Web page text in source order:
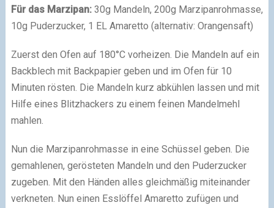
Für das Marzipan: 30g Mandeln, 200g Marzipanrohmasse,
10g Puderzucker, 1 EL Amaretto (alternativ: Orangensaft)
Zuerst den Ofen auf 180°C vorheizen. Die Mandeln auf ein
Backblech mit Backpapier geben und im Ofen für 10
Minuten rösten. Die Mandeln kurz abkühlen lassen und mit
Hilfe eines Blitzhackers zu einem feinen Mandelmehl
mahlen.
Nun die Marzipanrohmasse in eine Schüssel geben. Die
gemahlenen, gerösteten Mandeln und den Puderzucker
zugeben. Mit den Händen alles gleichmäßig miteinander
verkneten. Nun einen Esslöffel Amaretto zufügen und